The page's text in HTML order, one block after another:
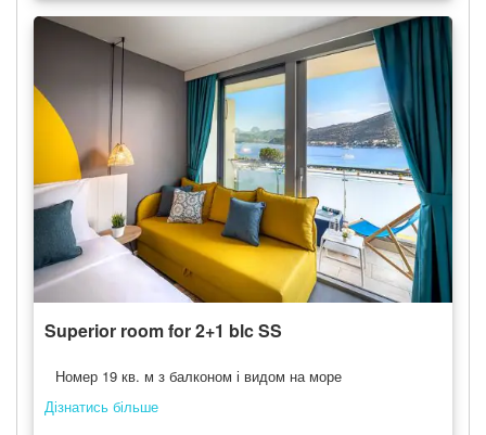
Superior room for 2+1 blc SS
Номер 19 кв. м з балконом і видом на море
Дізнатись більше